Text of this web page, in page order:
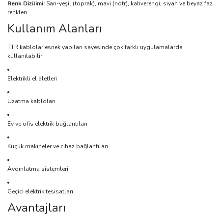
Renk Dizilimi:Sarı-yeşil (toprak), mavi (nötr), kahverengi, siyah ve beyaz faz
renkleri
Kullanım Alanları
TTR kablolar esnek yapıları sayesinde çok farklı uygulamalarda
kullanılabilir:
Elektrikli el aletleri
Uzatma kabloları
Ev ve ofis elektrik bağlantıları
Küçük makineler ve cihaz bağlantıları
Aydınlatma sistemleri
Geçici elektrik tesisatları
Avantajları